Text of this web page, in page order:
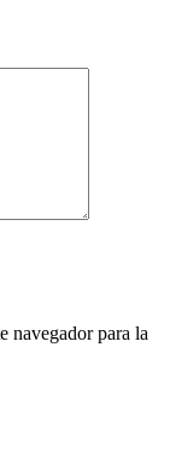
navegador para la